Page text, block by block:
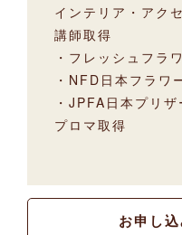
インテリア・アク
講師取得
・フレッシュフラ
・NFD日本フラワ
・JPFA日本プリ
プロマ取得
お申し